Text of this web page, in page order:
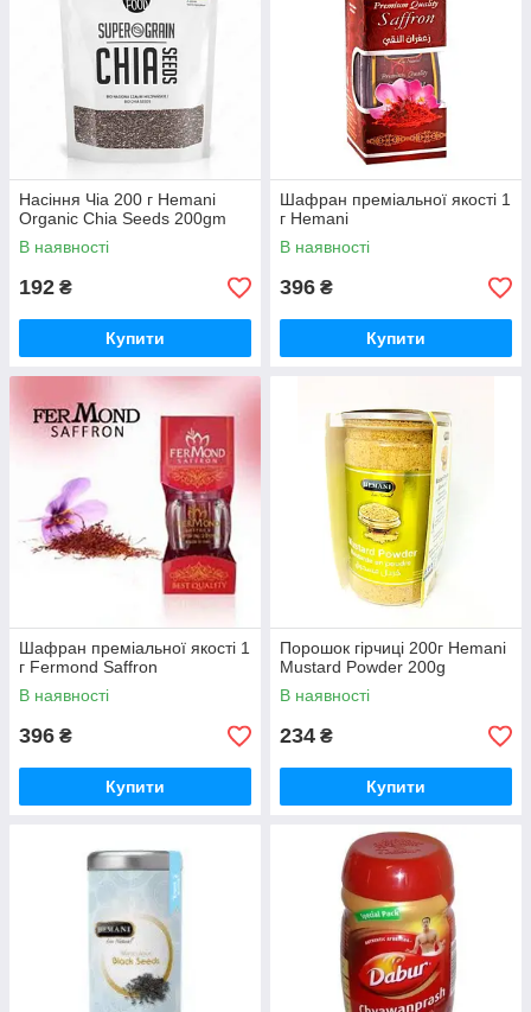
Насіння Чіа 200 г Hemani
Organic Chia Seeds 200gm
В наявності
192 ₴
Купити
Шафран преміальної якості 1
г Hemani
В наявності
396 ₴
Купити
Шафран преміальної якості 1
г Fermond Saffron
В наявності
396 ₴
Купити
Порошок гірчиці 200г Hemani
Mustard Powder 200g
В наявності
234 ₴
Купити